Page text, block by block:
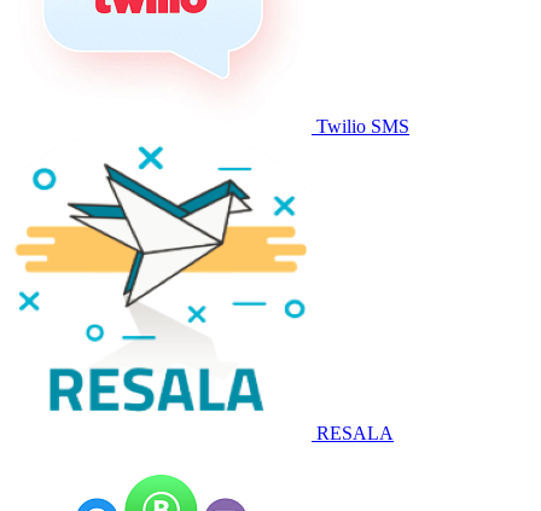
Twilio SMS
RESALA